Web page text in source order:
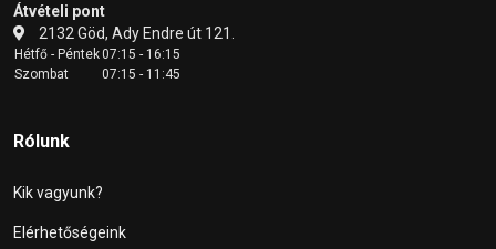
Átvételi pont
2132 Göd, Ady Endre út 121.
Hétfő - Péntek07:15 - 16:15
Szombat
07:15 - 11:45
Rólunk
Kik vagyunk?
Elérhetőségeink